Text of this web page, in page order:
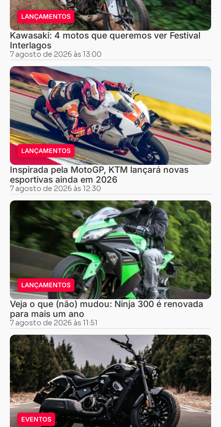
LANÇAMENTOS
Kawasaki: 4 motos que queremos ver Festival
Interlagos
7 agosto de 2026 às 13:00
LANÇAMENTOS
Inspirada pela MotoGP, KTM lançará novas
esportivas ainda em 2026
7 agosto de 2026 às 12:30
LANÇAMENTOS
Veja o que (não) mudou: Ninja 300 é renovada
para mais um ano
7 agosto de 2026 às 11:51
EVENTOS